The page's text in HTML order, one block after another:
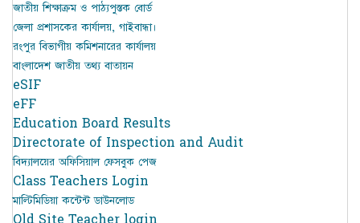
জাতীয় শিক্ষাক্রম ও পাঠ্যপুস্তক বোর্ড
জেলা প্রশাসকের কার্যালয়, গাইবান্ধা।
রংপুর বিভাগীয় কমিশনারের কার্যালয়
বাংলাদেশ জাতীয় তথ্য বাতায়ন
eSIF
eFF
Education Board Results
Directorate of Inspection and Audit
বিদ্যালয়ের অফিসিয়াল ফেসবুক পেজ
Class Teachers Login
মাল্টিমিডিয়া কন্টেন্ট ডাউনলোড
Old Site Teacher login